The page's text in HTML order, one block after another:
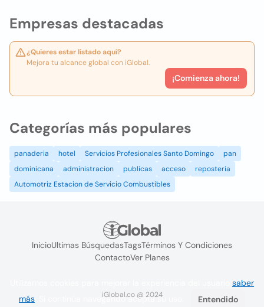
Empresas destacadas
¿Quieres estar listado aquí?
Mejora tu alcance global con iGlobal.
¡Comienza ahora!
Categorías más populares
panaderia hotel Servicios Profesionales Santo Domingo
pan
dominicana
administracion publicas acceso
reposteria
Automotriz Estacion de Servicio Combustibles
InicioUltimas BúsquedasTagsTérminos Y Condiciones
ContactoVer Planes
iGlobal.co @ 2024
saber
más . Si continúa navegando acepta su uso. Entendido